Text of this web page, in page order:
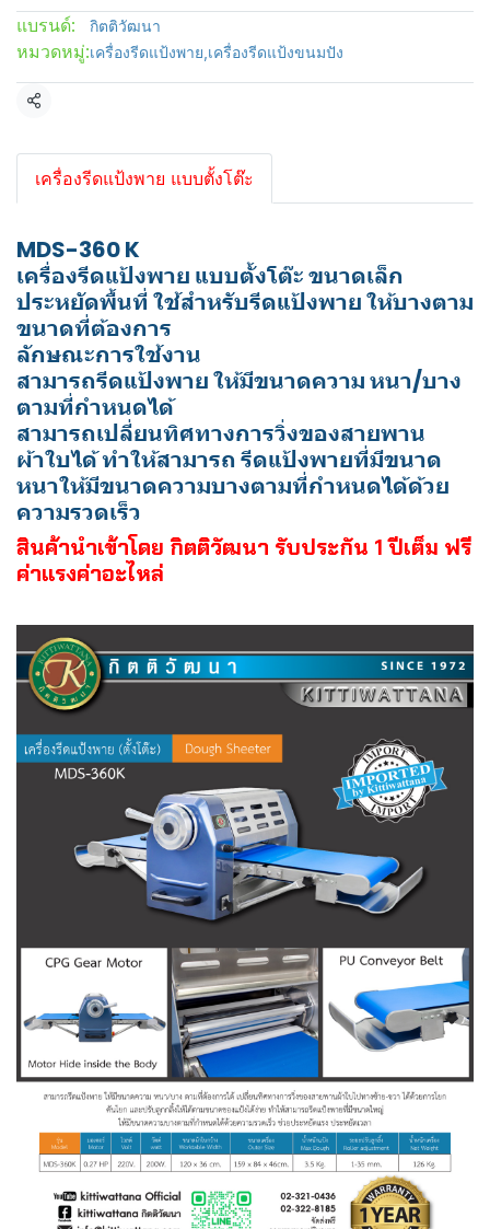
แบรนด์: กิตติวัฒนา
หมวดหมู่:เครื่องรีดแป้งพาย เครื่องรีดแป้งขนมปัง
แชร์
เครื่องรีดแป้งพาย แบบตั้งโต๊ะ
MDS-360 K
เครื่องรีดแป้งพาย แบบตั้งโต๊ะ ขนาดเล็ก
ประหยัดพื้นที่ ใช้สำหรับรีดแป้งพาย ให้บางตาม
ขนาดที่ต้องการ
ลักษณะการใช้งาน
สามารถรีดแป้งพาย ให้มีขนาดความ หนา/บาง
ตามที่กำหนดได้
สามารถเปลี่ยนทิศทางการวิ่งของสายพาน
ผ้าใบได้ ทำให้สามารถ รีดแป้งพายที่มีขนาด
หนาให้มีขนาดความบางตามที่กำหนดได้ด้วย
ความรวดเร็ว
สินค้านำเข้าโดย กิตติวัฒนา รับประกัน 1 ปีเต็ม ฟรี
ค่าแรงค่าอะไหล่